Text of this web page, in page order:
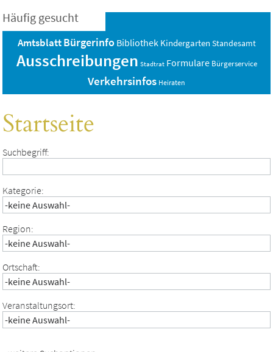
Häufig gesucht
Amtsblatt Bürgerinfo Bibliothek Kindergarten Standesamt
Ausschreibungen Stadtrat Formulare Bürgerservice
Verkehrsinfos Heiraten
Startseite
Suchbegriff:
Kategorie:
Region:
Ortschaft:
Veranstaltungsort: